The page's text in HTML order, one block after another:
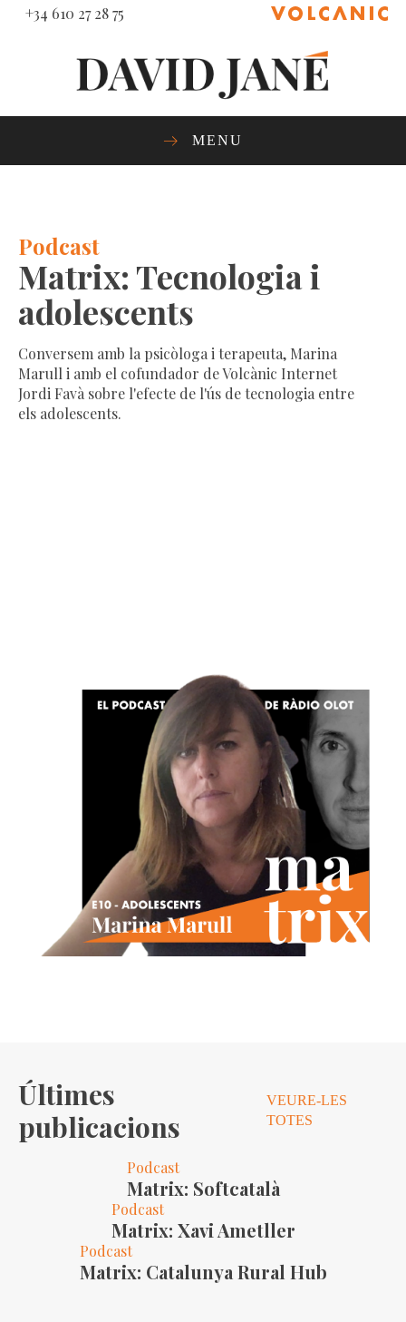
+34 610 27 28 75
MENU
Podcast
Matrix: Tecnologia i
adolescents
Conversem amb la psicòloga i terapeuta, Marina
Marull i amb el cofundador de Volcànic Internet
Jordi Favà sobre l'efecte de l'ús de tecnologia entre
els adolescents.
Últimes
publicacions
VEURE-LES
TOTES
Podcast
Matrix: Softcatalà
Podcast
Matrix: Xavi Ametller
Podcast
Matrix: Catalunya Rural Hub